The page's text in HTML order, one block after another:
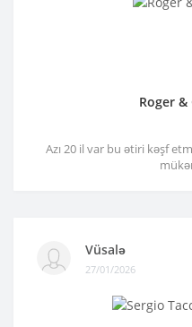
Roger
Azı 20 il var bu ətiri kəşf
Vüsalə
27/01/2026